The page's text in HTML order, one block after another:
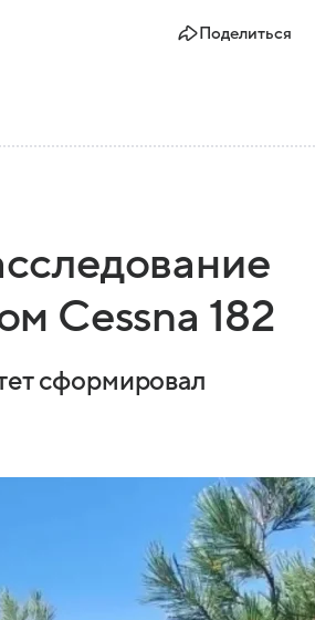
Поделиться
Cessna 182
сформировал